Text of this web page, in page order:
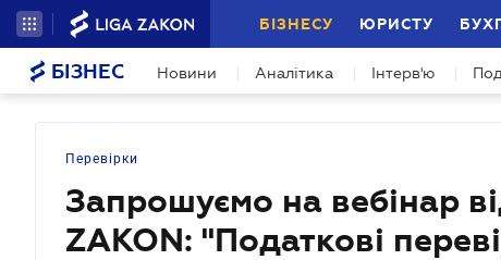
БІЗНЕСУ ЮРИСТУ
БІЗНЕС Новини Аналітика Інтерв'ю
Перевірки
Запрошуємо на вебінар
ZAKON: "Податкові